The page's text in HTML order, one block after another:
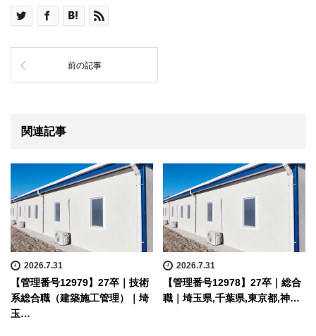
前の記事
関連記事
2026.7.31
【管理番号12979】27卒｜技術
系総合職（建築施工管理）｜埼
玉…
2026.7.31
【管理番号12978】27卒｜総合
職｜埼玉県,千葉県,東京都,神…